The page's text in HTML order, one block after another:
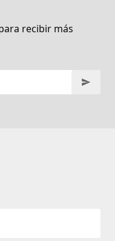
recibir más